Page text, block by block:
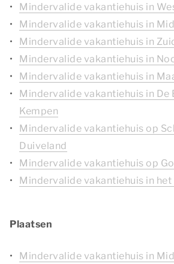
Mindervalide vakantiehuis in
Mindervalide vakantiehuis in
Mindervalide vakantiehuis in
Mindervalide vakantiehuis in
Mindervalide vakantiehuis in
Mindervalide vakantiehuis in De
Kempen
Mindervalide vakantiehuis op
Duiveland
Mindervalide vakantiehuis op
Mindervalide vakantiehuis in het
Plaatsen
Mindervalide vakantiehuis in